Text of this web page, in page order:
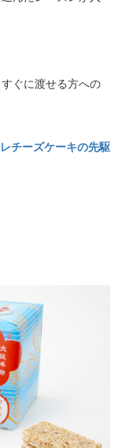
ぐに渡せる方への
チーズケーキの先駆